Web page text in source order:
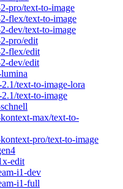
pro/text-to-image
flex/text-to-image
dev/text-to-image
pro/edit
flex/edit
dev/edit
text-to-image-lora
text-to-image
max/text-to-
pro/text-to-image
edit
i1-dev
i1-full